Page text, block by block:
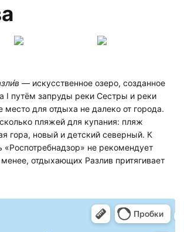
— искусственное озеро, созданное
I путём запруды реки Сестры и реки
место для отдыха не далеко от города.
пляжей для купания: пляж
гора, новый и детский северный. К
не рекомендует
отдыхающих Разлив притягивает